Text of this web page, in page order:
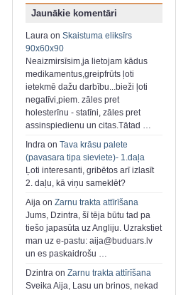
Jaunākie komentāri
Laura on Skaistuma eliksīrs
90x60x90
Neaizmirsīsim,ja lietojam kādus
medikamentus,greipfrūts ļoti
ietekmē dažu darbību...bieži ļoti
negatīvi,piem. zāles pret
holesterīnu - statīni, zāles pret
assinspiedienu un citas.Tātad …
Indra on Tava krāsu palete
(pavasara tipa sieviete)- 1.daļa
Ļoti interesanti, gribētos arī izlasīt
2. daļu, kā viņu sameklēt?
Aija on Zarnu trakta attīrīšana
Jums, Dzintra, šī tēja būtu tad pa
tiešo japasūta uz Angliju. Uzrakstiet
man uz e-pastu: aija@buduars.lv
un es paskaidrošu …
Dzintra on Zarnu trakta attīrīšana
Sveika Aija, Lasu un brinos, nekad